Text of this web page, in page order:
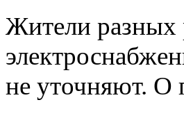
Жители разных
не уточняют. О